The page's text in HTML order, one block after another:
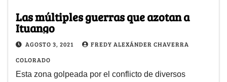
Las múltiples guerras que azotan a
Ituango
AGOSTO 3, 2021
FREDY ALEXÁNDER CHAVERRA
COLORADO
Esta zona golpeada por el conflicto de diversos